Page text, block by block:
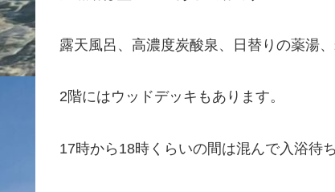
露天風呂、高濃度炭酸泉、日替りの薬湯
2階にはウッドデッキもあります。
17時から18時くらいの間は混んで入浴待